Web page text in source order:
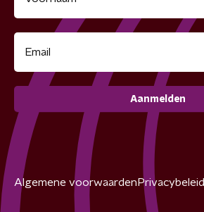
Aanmelden
Algemene voorwaarden Privacybeleid